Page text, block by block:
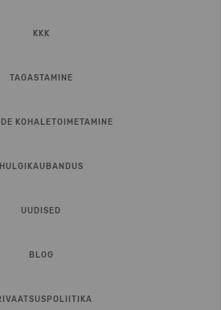
KKK
TAGASTAMINE
KOHALETOIMETAMINE
HULGIKAUBANDUS
UUDISED
BLOG